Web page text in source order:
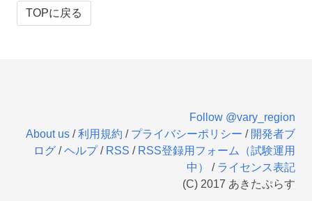
TOPに戻る
Follow @vary_region
About us /利用規約 / プライバシーポリシー / 開発者ブ
ログ /ヘルプ/ RSS / RSS登録用フォーム（試験運用
中） / ライセンス表記
(C) 2017 あきたぷらす